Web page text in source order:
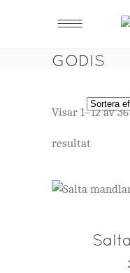
GODIS
Visar 1–12 av 36
resultat